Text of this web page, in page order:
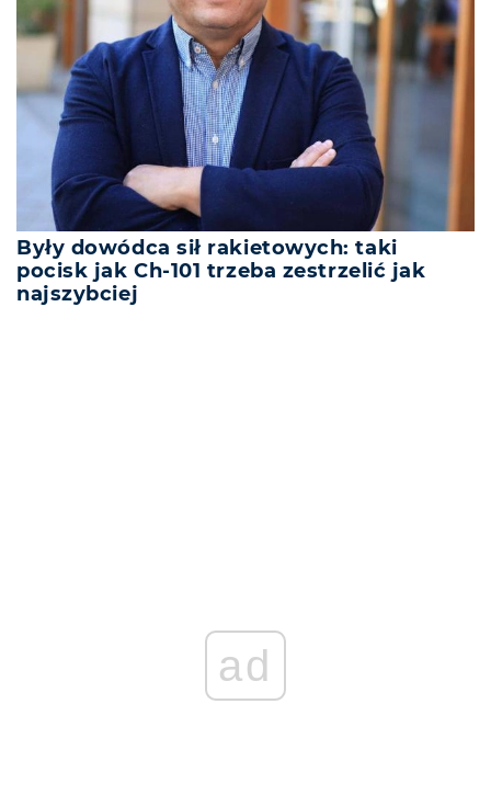
Były dowódca sił rakietowych: taki
pocisk jak Ch-101 trzeba zestrzelić jak
najszybciej